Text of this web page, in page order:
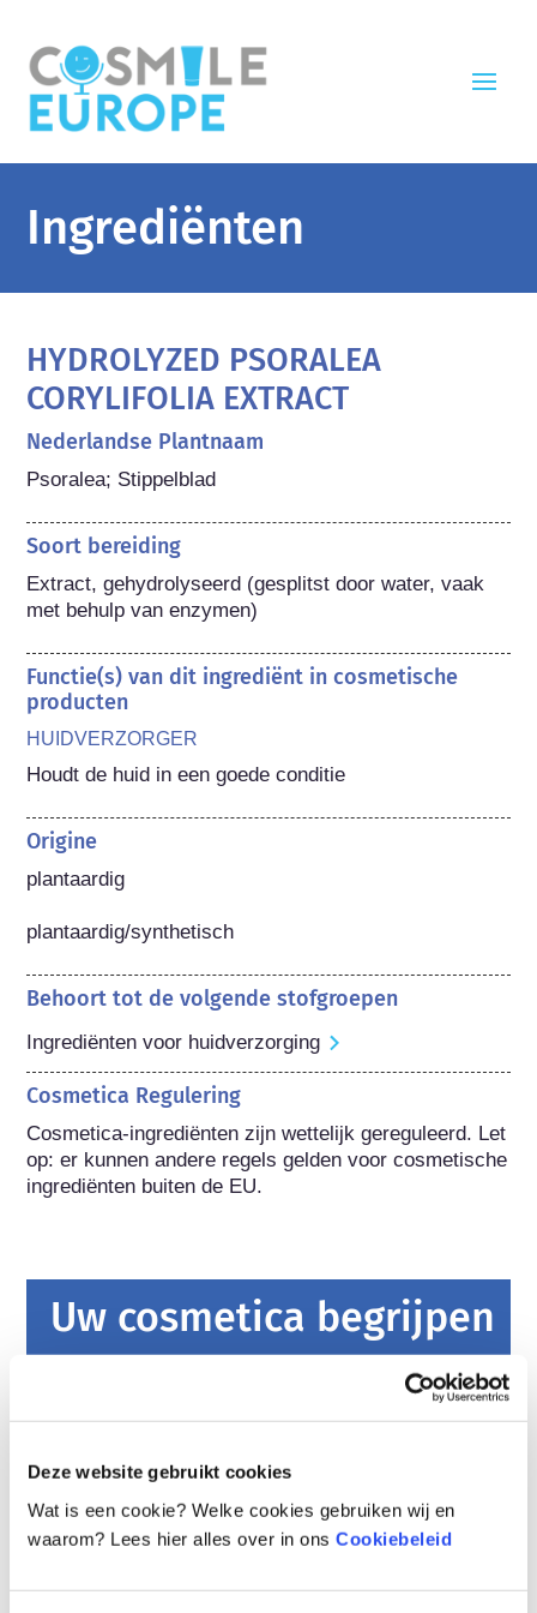
Deze website gebruikt cookies
Wat is een cookie? Welke cookies gebruiken wij en
waarom? Lees hier alles over in ons Cookiebeleid
Ingrediënten
HYDROLYZED PSORALEA
CORYLIFOLIA EXTRACT
Nederlandse Plantnaam
Psoralea; Stippelblad
Soort bereiding
Extract, gehydrolyseerd (gesplitst door water, vaak
met behulp van enzymen)
Functie(s) van dit ingrediënt in cosmetische
producten
HUIDVERZORGER
Houdt de huid in een goede conditie
Origine
plantaardig
plantaardig/synthetisch
Behoort tot de volgende stofgroepen
Ingrediënten voor huidverzorging
Cosmetica Regulering
Cosmetica-ingrediënten zijn wettelijk gereguleerd. Let
op: er kunnen andere regels gelden voor cosmetische
ingrediënten buiten de EU.
Uw cosmetica begrijpen
Hoe worden cosmetica in Europa veilig
gehouden?
en persoonlijke verzorgingsproducten die in de
Europese Unie worden verkocht veilig zijn
voor gebruik. Bedrijven, nationale en
Europese regelgevende instanties delen de
lees meer
hormoonverstoorders?